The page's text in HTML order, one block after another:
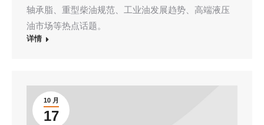
轴承脂、重型柴油规范、工业油发展趋势、高端液压
油市场等热点话题。
详情
10 月
17